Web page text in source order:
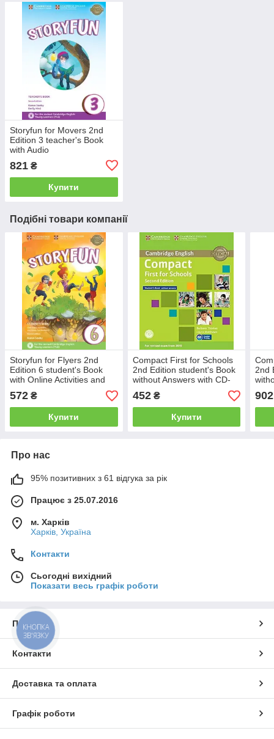
Storyfun for Movers 2nd
Edition 3 teacher's Book
with Audio
821 ₴
Купити
Подібні товари компанії
Storyfun for Flyers 2nd
Edition 6 student's Book
with Online Activities and
Home Fun Booklet
572 ₴
Купити
Compact First for Schools
2nd Edition student's Book
without Answers with CD-
ROM
452₴
Купити
2nd
902
Про нас
95% позитивних з 61 відгука за рік
Працює з 25.07.2016
м. Харків
Харків, Україна
Контакти
Сьогодні вихідний
Показати весь графік роботи
Про нас
Контакти
Доставка та оплата
Графік роботи
КНОПКА
ЗВ'ЯЗКУ